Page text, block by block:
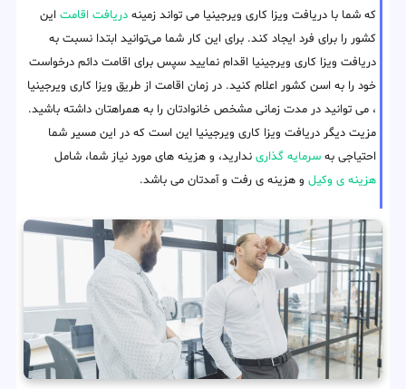
که شما با دریافت ویزا کاری ویرجینیا می تواند زمینه دریافت اقامت این
کشور را برای فرد ایجاد کند. برای این کار شما می‌توانید ابتدا نسبت به
دریافت ویزا کاری ویرجینیا اقدام نمایید سپس برای اقامت دائم درخواست
خود را به اسن کشور اعلام کنید. در زمان اقامت از طریق ویزا کاری ویرجینیا
، می توانید در مدت زمانی مشخص خانوادتان را به همراهتان داشته باشید.
مزیت دیگر دریافت ویزا کاری ویرجینیا این است که در این مسیر شما
احتیاجی به سرمایه گذاری ندارید، و هزینه های مورد نیاز شما، شامل
هزینه ی وکیل و هزینه ی رفت و آمدتان می باشد.